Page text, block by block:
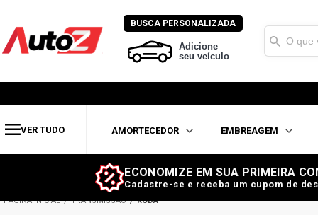
BUSCA PERSONALIZADA
Adicione
seu veículo
VER TUDO AMORTECEDOR EMBREAGEM
ECONOMIZE EM SUA PRIMEIRA
Cadastre-se e receba um cupom de
TRANSMISSÃO RODA